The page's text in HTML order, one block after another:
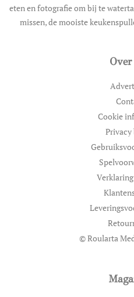
eten en fotografie om bij te
missen, de mooiste
Cookie
© Roularta